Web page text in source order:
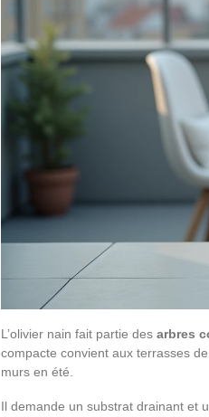
L’olivier nain fait partie des arbres
compacte convient aux terrasses
murs en été.
Il demande un substrat drainant et